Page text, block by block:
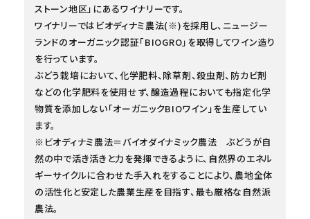
ストーン地区」にあるワイナリーです。
ワイナリーではビオディナミ農法(※)を採用し、ニュージー
ランドのオーガニック認証「BIOGRO」を取得してワイン造り
を行っています。
ぶどう栽培において、化学肥料、除草剤、殺虫剤、防カビ剤
などの化学肥料を使用せず、醸造過程においても指定化学
物質を添加しない「オーガニックBIOワイン」を生産してい
ます。
※ビオディナミ農法＝バイオダイナミック農法 ぶどうが自
然の中で活き活きと力を発揮できるように、自然界のエネル
ギーサイクルに合わせた手入れをすることにより、農地全体
の活性化と安定した農業生産を目指す、最も厳格な自然派
農法。